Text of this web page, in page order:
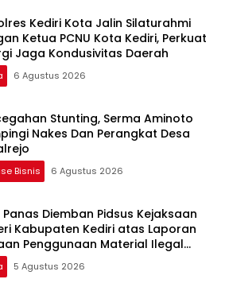
Kediri Kota Jalin Silaturahmi
Ketua PCNU Kota Kediri, Perkuat
Jaga Kondusivitas Daerah
6 Agustus 2026
Stunting, Serma Aminoto
Nakes Dan Perangkat Desa
Bisnis 6 Agustus 2026
Panas Diemban Pidsus Kejaksaan
Kabupaten Kediri atas Laporan
Penggunaan Material Ilegal
Tol Kediri Oleh PT. HASTARI JAYA
5 Agustus 2026